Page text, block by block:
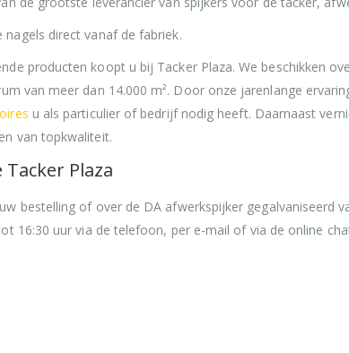
direct vanaf de fabriek.
producten koopt u bij Tacker Plaza. We beschikken
van meer dan 14.000 m². Door onze jarenlange
u als particulier of bedrijf nodig heeft. Daarnaast
van topkwaliteit.
Plaza
bestelling of over de DA afwerkspijker gegalvaniseerd
16:30 uur via de telefoon, per e-mail of via de online